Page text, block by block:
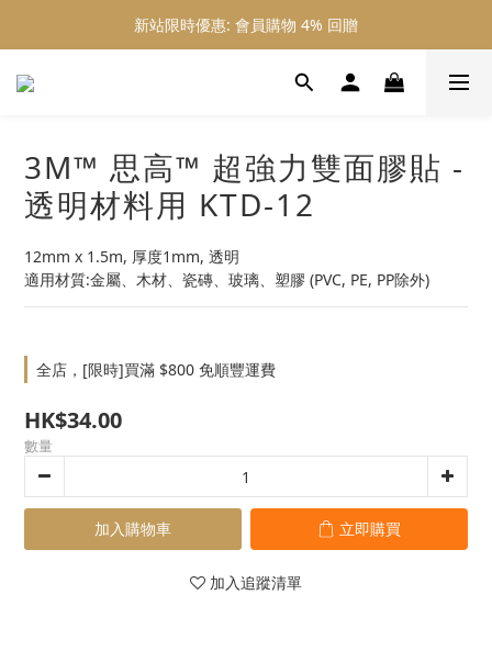
新站限時優惠: 會員購物 4% 回贈
新站限時優惠: 會員購物 4% 回贈
新站限時優惠: 滿 $800 順豐免運費
3M™ 思高™ 超強力雙面膠貼 -
透明材料用 KTD-12
12mm x 1.5m, 厚度1mm, 透明
適用材質:金屬、木材、瓷磚、玻璃、塑膠 (PVC, PE, PP除外)
全店，[限時]買滿 $800 免順豐運費
HK$34.00
數量
加入購物車 立即購買
加入追蹤清單